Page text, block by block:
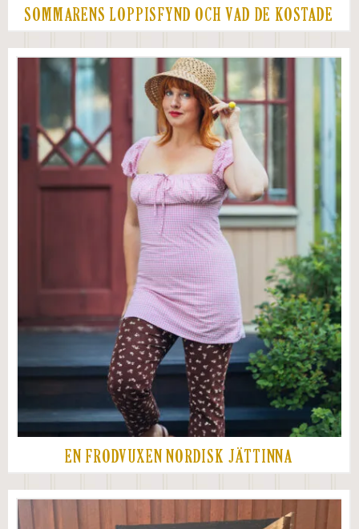
SOMMARENS LOPPISFYND OCH VAD DE KOSTADE
EN FRODVUXEN NORDISK JÄTTINNA